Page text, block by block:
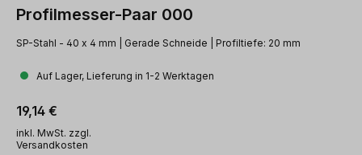
Profilmesser-Paar 000
SP-Stahl - 40 x 4 mm | Gerade Schneide | Profiltiefe: 20 mm
Auf Lager, Lieferung in 1-2 Werktagen
Regulärer Preis:
19,14 €
inkl. MwSt. zzgl.
Versandkosten